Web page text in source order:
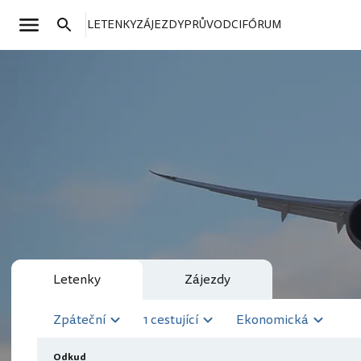
LETENKYZÁJEZDYPRŮVODCIFÓRUM
Letenky Zájezdy
Zpáteční 1 cestující Ekonomická
Odkud